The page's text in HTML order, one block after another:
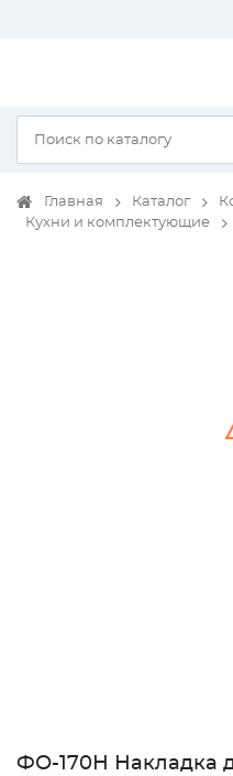
Главная Каталог
Кухни и комплектующие
ФО-170Н Накладка